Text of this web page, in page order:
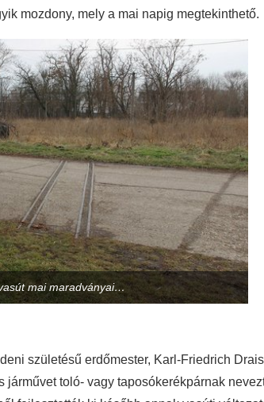
mozdony, mely a mai napig megtekinthető.
mai maradványai…
születésű erdőmester, Karl-Friedrich
toló- vagy taposókerékpárnak